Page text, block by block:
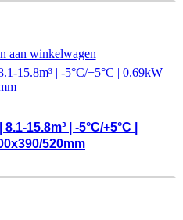
aan winkelwagen
15.8m³ | -5°C/+5°C |
520mm